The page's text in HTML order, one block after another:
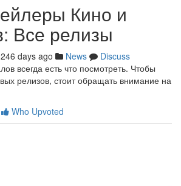
Кино и
Все релизы
246 days ago News
Discuss
всегда есть что посмотреть. Чтобы
релизов, стоит обращать внимание на
Who Upvoted